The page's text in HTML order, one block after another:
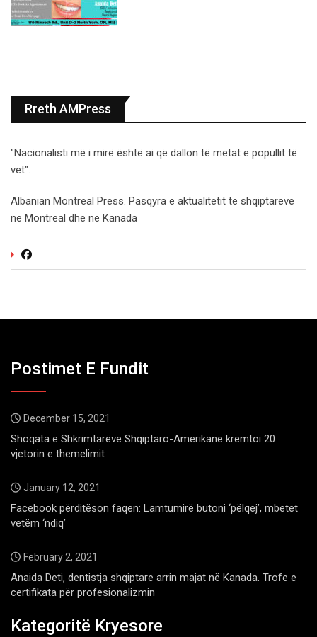
Rreth AMPress
"Nacionalisti më i mirë është ai që dallon të metat e popullit të
vet".
Albanian Montreal Press. Pasqyra e aktualitetit te shqiptareve
ne Montreal dhe ne Kanada
Postimet E Fundit
December 15, 2021
Shoqata e Shkrimtarëve Shqiptaro-Amerikanë kremtoi 20
vjetorin e themelimit
January 12, 2021
Facebook përditëson faqen: Lamtumirë butoni ‘pëlqej’, mbetet
vetëm ‘ndiq’
February 2, 2021
Anaida Deti, dentistja shqiptare arrin majat në Kanada. Trofe e
certifikata për profesionalizmin
Kategoritë Kryesore